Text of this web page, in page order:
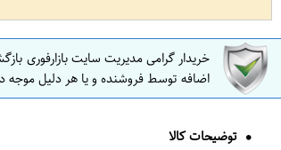
خریدار گرامی مدیریت سایت بازارفوری
اضافه توسط فروشنده و یا هر دلیل موجه
توضیحات کالا